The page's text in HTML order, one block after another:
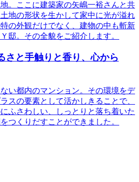
。ここに建築家の矢嶋一裕さんと共
地の形状を生かして家中に光が溢れ
の外観だけでなく、建物の中も斬新
邸。その全貌をご紹介します。
さと手触りと香り、心から
い都内のマンション。その環境をデ
スの要素として活かしきることで、
ふさわしい、しっとりと落ち着いた
つくりだすことができました。